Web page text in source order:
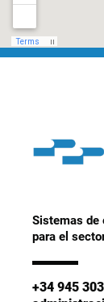
Sistemas de
para el
+34 945